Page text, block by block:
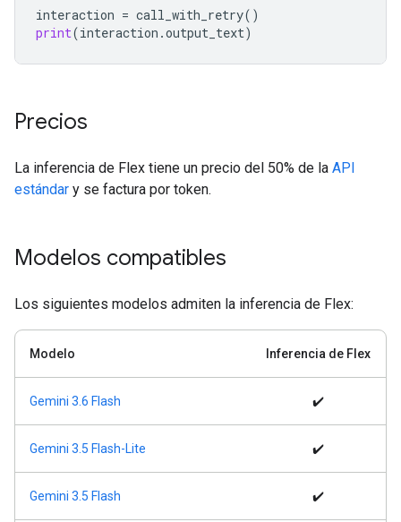
interaction = call_with_retry()
print(interaction .output_text)
Precios
La inferencia de Flex tiene un precio del 50% de la API
estándar y se factura por token.
Modelos compatibles
Los siguientes modelos admiten la inferencia de Flex:
Modelo Inferencia de Flex
Gemini 3.6 Flash ✔️
Gemini 3.5 Flash-Lite ✔️
Gemini 3.5 Flash ✔️